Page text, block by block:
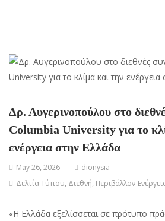
Δρ. Αυγερινοπούλου στο
Columbia University για το
ενέργεια στην Ελλάδα
May 26, 2026
dionysia
Δελτία Τύπου, Διεθνή, Περιβάλλον-
«Η Ελλάδα εξελίσσεται σε πρότυπο